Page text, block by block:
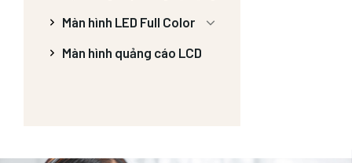
Màn hình LED Full Color
Màn hình quảng cáo LCD